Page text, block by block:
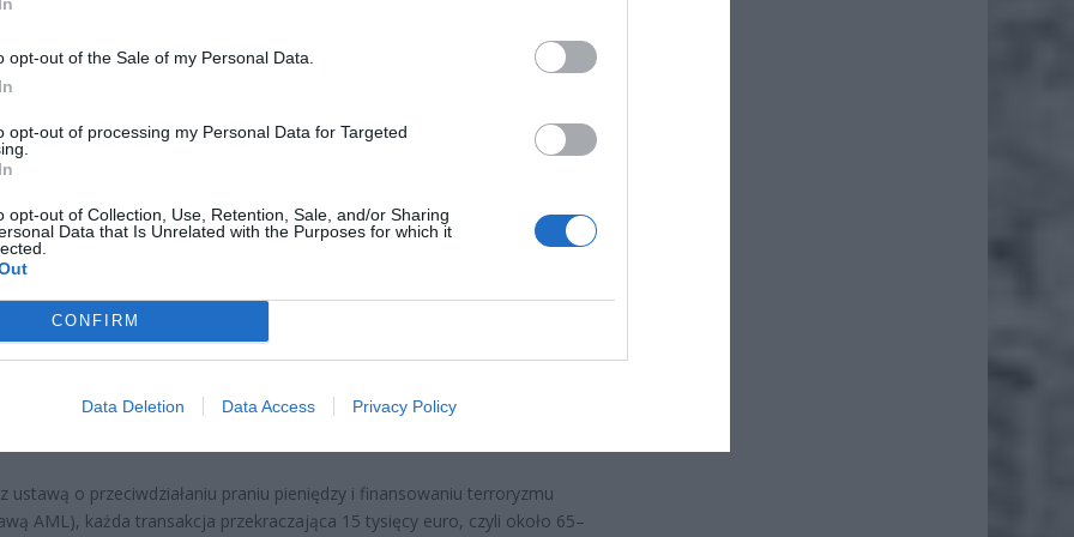
opt-out of the Sale of my Personal Data.
opt-out of processing my Personal Data for Targeted
opt-out of Collection, Use, Retention, Sale, and/or Sharing
Data that Is Unrelated with the Purposes for which it
CONFIRM
Data Deletion Data Access Privacy Policy
ad
granica? 15 tysięcy euro to próg obowiązkowego
ustawą o przeciwdziałaniu praniu pieniędzy i finansowaniu terroryzmu
AML), każda transakcja przekraczająca 15 tysięcy euro, czyli około 65–